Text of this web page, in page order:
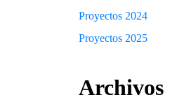
Proyectos 2024
Proyectos 2025
Archivos